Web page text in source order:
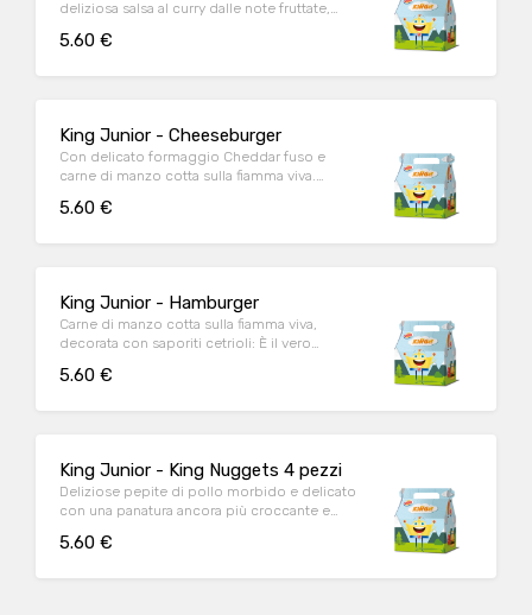
deliziosa salsa al curry dalle note fruttate,
placare la voglia di pollo fuoripasto.
5.60 €
King Junior - Cheeseburger
Con delicato formaggio Cheddar fuso e
carne di manzo cotta sulla fiamma viva.
5.60 €
King Junior - Hamburger
Carne di manzo cotta sulla fiamma viva,
decorata con saporiti cetrioli: È il vero
5.60 €
King Junior - King Nuggets 4 pezzi
Deliziose pepite di pollo morbido e delicato
con una panatura ancora più croccante e
5.60 €